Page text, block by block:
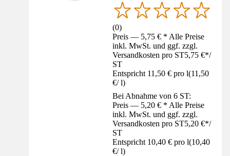
(0)
Preis — 5,75 € * Alle Preise
inkl. MwSt. und ggf. zzgl.
Versandkosten pro ST5,75 €*/
ST
Entspricht 11,50 € pro l(11,50
€/ l)
Bei Abnahme von 6 ST:
Preis — 5,20 € * Alle Preise
inkl. MwSt. und ggf. zzgl.
Versandkosten pro ST5,20 €*/
ST
Entspricht 10,40 € pro l(10,40
€/ l)